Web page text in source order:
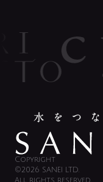
Copyright
©2026 SANEI LTD.